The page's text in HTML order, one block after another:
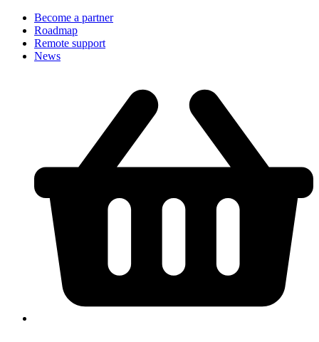
Become a partner
Roadmap
Remote support
News